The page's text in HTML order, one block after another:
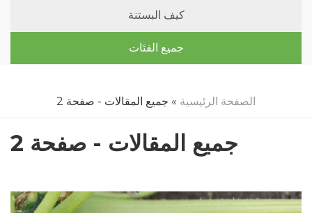
كيف البستنة
جميع الفئات
الصفحة الرئيسية » جميع المقالات - صفحة 2
جميع المقالات - صفحة 2